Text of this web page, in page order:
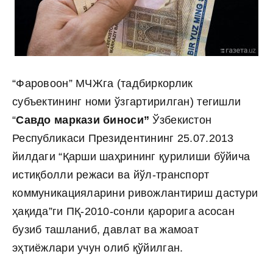
“Фаровоон” МЧЖга (тадбиркорлик
субъектининг номи ўзгартирилган) тегишли
“Савдо маркази биноси” Ўзбекистон
Республикаси Президентининг 25.07.2013
йилдаги “Қарши шаҳрининг қурилиши бўйича
истиқболли режаси ва йўл-транспорт
коммуникацияларини ривожлантириш дастури
ҳақида”ги ПҚ-2010-сонли қарорига асосан
бузиб ташланиб, давлат ва жамоат
эҳтиёжлари учун олиб қўйилган.